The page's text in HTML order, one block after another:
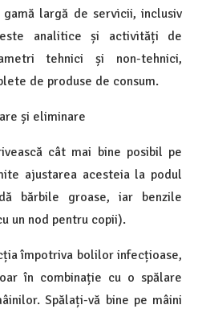
largă de servicii, inclusiv
analitice și activități de
tehnici și non-tehnici,
de produse de consum.
și eliminare
cât mai bine posibil pe
ajustarea acesteia la podul
bărbile groase, iar benzile
un nod pentru copii).
împotriva bolilor infecțioase,
în combinație cu o spălare
Spălați-vă bine pe mâini